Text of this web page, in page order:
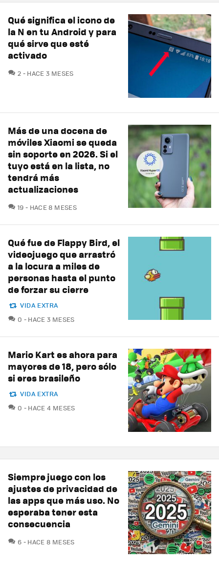
Qué significa el icono de
la N en tu Android y para
qué sirve que esté
activado
2 COMENTARIOS
HACE 3 MESES
Más de una docena de
móviles Xiaomi se queda
sin soporte en 2026. Si el
tuyo está en la lista, no
tendrá más
actualizaciones
19 COMENTARIOS
HACE 8 MESES
Qué fue de Flappy Bird, el
videojuego que arrastró
a la locura a miles de
personas hasta el punto
de forzar su cierre
VIDA EXTRA
0 COMENTARIOS
HACE 3 MESES
Mario Kart es ahora para
mayores de 18, pero sólo
si eres brasileño
VIDA EXTRA
0 COMENTARIOS
HACE 4 MESES
Siempre juego con los
ajustes de privacidad de
las apps que más uso. No
esperaba tener esta
consecuencia
6 COMENTARIOS
HACE 8 MESES